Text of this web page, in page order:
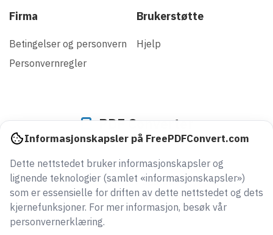
Firma
Betingelser og personvern
Personvernregler
Brukerstøtte
Hjelp
PDF Converter
946064404351
filer konvertert siden 2005
Informasjonskapsler på FreePDFConvert.com
Dette nettstedet bruker informasjonskapsler og
lignende teknologier (samlet «informasjonskapsler»)
som er essensielle for driften av dette nettstedet og dets
kjernefunksjoner. For mer informasjon, besøk vår
personvernerklæring.